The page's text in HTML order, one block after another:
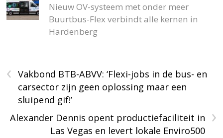
Nieuw OV-systeem met onder meer
Buurtbus-Flex verbindt alle kernen in
Hardenberg
‹
Vakbond BTB-ABVV: ‘Flexi-jobs in de bus- en
carsector zijn geen oplossing maar een
sluipend gif!’
›
Alexander Dennis opent productiefaciliteit in
Las Vegas en levert lokale Enviro500